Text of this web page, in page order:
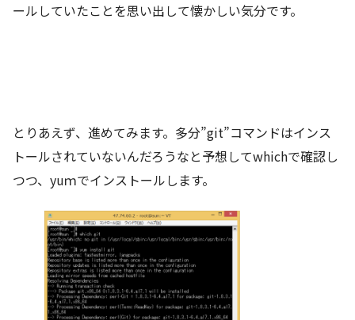
ールしていたことを思い出して懐かしい気分です。
とりあえず、進めてみます。多分”git”コマンドはインス
トールされていないんだろうなと予想してwhichで確認し
つつ、yuｍでインストールします。